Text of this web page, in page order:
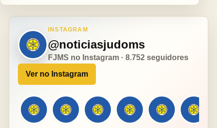
INSTAGRAM
@noticiasjudoms
FJMS no Instagram · 8.752 seguidores
Ver no Instagram